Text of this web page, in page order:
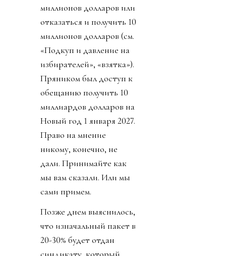
создана коммерческая
«дочка» - частный
инвестиционный фонд
FFE, который будет
рулить, то есть
“развивать” футбол по
миру. 211 федерациям
дали 53 дня принять
этот план и получить 40
миллионов долларов или
отказаться и получить 10
миллионов долларов (см.
«Подкуп и давление на
избирателей», «взятка»).
обещанию получить 10
миллиардов долларов на
Новый год 1 января 2027.